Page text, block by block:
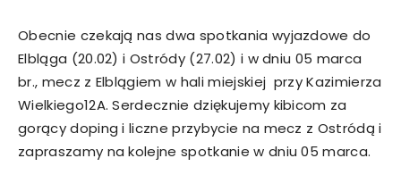
Obecnie czekają nas dwa spotkania wyjazdowe do
Elbląga (20.02) i Ostródy (27.02) i w dniu 05 marca
br., mecz z Elblągiem w hali miejskiej przy Kazimierza
Wielkiego12A. Serdecznie dziękujemy kibicom za
gorący doping i liczne przybycie na mecz z Ostródą i
zapraszamy na kolejne spotkanie w dniu 05 marca.